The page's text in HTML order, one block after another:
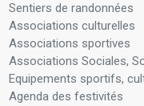
Sentiers de randonnées
Associations culturelles
Associations sportives
Associations Sociales,
Equipements sportifs,
Agenda des festivités